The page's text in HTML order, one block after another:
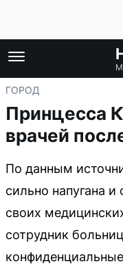
ГОРОД
Принцесса
врачей
По данным
сильно напугана
своих
сотрудник